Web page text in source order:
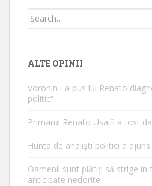
Search for:
ALTE OPINII
Voronin i-a pus lui Renato
politic”
Primarul Renato Usatîi a fost
Hunta de analiști politici a
Oamenii sunt plătiți să strige în
anticipate nedorite